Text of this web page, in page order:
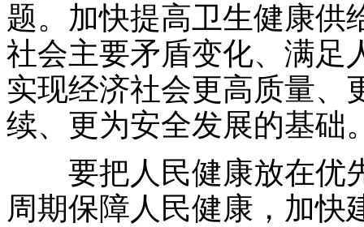
题。加快提高卫生健康供
社会主要矛盾变化、满足
实现经济社会更高质量、
续、更为安全发展的基础
要把人民健康放在优
周期保障人民健康，加快